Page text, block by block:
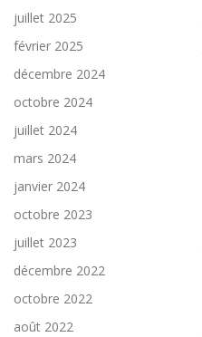
juillet 2025
février 2025
décembre 2024
octobre 2024
juillet 2024
mars 2024
janvier 2024
octobre 2023
juillet 2023
décembre 2022
octobre 2022
août 2022